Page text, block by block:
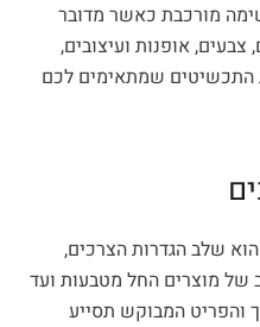
מורכבת כאשר מדובר
אופנות ועיצובים,
התכשיטים שמתאימים לכם
שלב הגדרות הצרכים,
של מוצרים החל מטבעות ועד
והפריט המבוקש תסייע